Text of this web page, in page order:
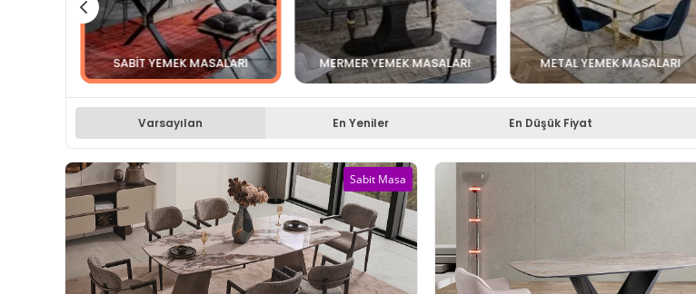
SABIT YEMEK MASALARI MERMER YEMEK MASALARI METAL YEMEK MASALARI
Varsayılan En Yeniler En Düşük Fiyat
Sabit Masa